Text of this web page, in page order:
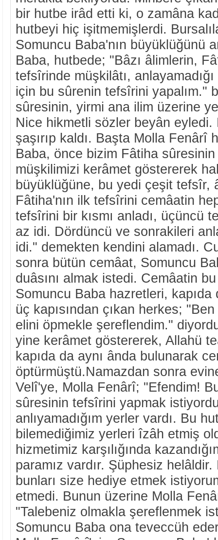
bir hutbe irâd etti ki, o zamâna
hutbeyi hiç işitmemişlerdi.
Somuncu Baba'nın büyüklüğünü
Baba, hutbede; "Bâzı âlimlerin,
tefsîrinde müşkilâtı, anlayamadığı
için bu sûrenin tefsîrini yapalım."
sûresinin, yirmi ana ilim üzerine
Nice hikmetli sözler beyân
şaşırıp kaldı. Başta Molla Fenârî
Baba, önce bizim Fâtiha
müşkilimizi kerâmet göstererek
büyüklüğüne, bu yedi çeşit tefsîr,
Fâtiha'nın ilk tefsîrini cemâatin
tefsîrini bir kısmı anladı, üçüncü
az idi. Dördüncü ve sonrakileri
idi." demekten kendini alamadı.
sonra bütün cemâat, Somuncu
duâsını almak istedi. Cemâatin
Somuncu Baba hazretleri,
üç kapısından çıkan herkes;
elini öpmekle şereflendim."
yine kerâmet göstererek, Allahü
kapıda da aynı ânda bulunarak
öptürmüştü.Namazdan sonra
Velî'ye, Molla Fenârî; "Efendim!
sûresinin tefsîrini yapmak
anlıyamadığım yerler vardı. Bu
bilemediğimiz yerleri îzâh etmiş
hizmetimiz karşılığında
paramız vardır. Şüphesiz
bunları size hediye etmek
etmedi. Bunun üzerine Molla
"Talebeniz olmakla şereflenmek
Somuncu Baba ona teveccüh